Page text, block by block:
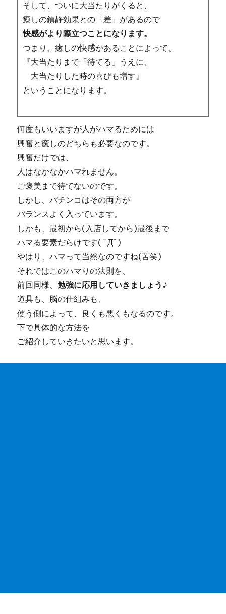
そして、ついに大当たりがくると、
癒しの鎮静効果との「差」があるので
快感がより際立つことになります。
つまり、癒しの快感があることによって、
『大当たりまで「待てる」 うえに、
大当たりした時の喜びも増す』
ということになります。
何度もいいますが人がハマるためには
興奮と癒しのどちらも必要なのです。
興奮だけでは、
人はなかなかハマれません。
ご褒美まで待てないのです。
しかし、パチンコはその両方が
バランスよく入っています。
しかも、最初から(入店してから)最後まで
ハマる要素だらけです( ﾟДﾟ)
やはり、ハマって当然なのですね(苦笑)
それではこのハマりの法則を、
前回同様、勉強に応用していきましょう♪
道具も、脳の仕組みも、
使う側によって、良くも悪くもなるのです。
下で具体的な方法を
ご紹介していきたいと思います。